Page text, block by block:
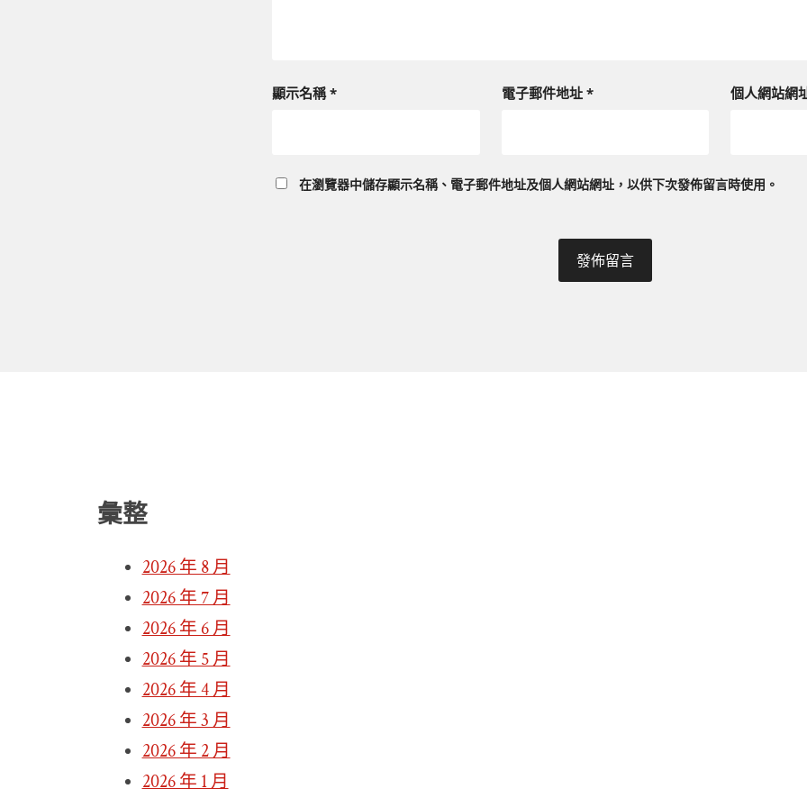
顯示名稱* 電子郵件地址 * 個人網站網
在瀏覽器中儲存顯示名稱、電子郵件地址及個人網站網址，以供下次發佈留言時使用。
彙整
2026 年 8 月
2026 年 7 月
2026 年 6 月
2026 年 5 月
2026 年 4 月
2026 年 3 月
2026 年 2 月
2026 年 1 月